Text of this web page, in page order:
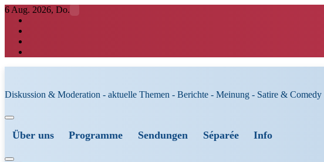
Zum
Inhalt
springen
6 Aug. 2026, Do.
Diskussion & Moderation - aktuelle Themen - Berichte - Meinung - Satire & Comedy
Über uns Programme Sendungen Séparée Info